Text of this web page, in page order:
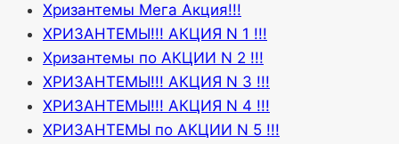
Хризантемы Мега Акция!!!
ХРИЗАНТЕМЫ!!! АКЦИЯ N 1 !!!
Хризантемы по АКЦИИ N 2 !!!
ХРИЗАНТЕМЫ!!! АКЦИЯ N 3 !!!
ХРИЗАНТЕМЫ!!! АКЦИЯ N 4 !!!
ХРИЗАНТЕМЫ по АКЦИИ N 5 !!!